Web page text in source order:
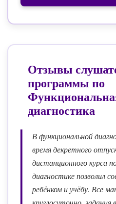
Отзывы
программы по
диагностика
В функциональной
время декретного
дистанционного курса
диагностике позволил
ребёнком и учёбу. Все